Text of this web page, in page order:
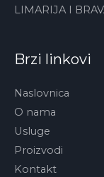
LIMARIJA I
Brzi linkovi
Naslovnica
O nama
Usluge
Proizvodi
Kontakt